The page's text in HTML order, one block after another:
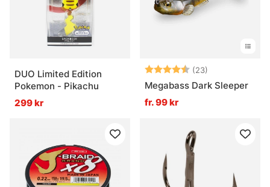
» JDM fiskeset
Vad är JDM-utrustning bra för?
Vad skiljer JDM från vanlig fiskeutrustning?
DUO Limited Edition
Pokemon - Pikachu
299 kr
Betyg: (23)
Megabass Dark Sleeper
fr. 99 kr